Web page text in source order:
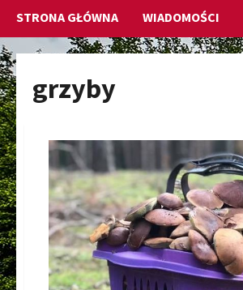
STRONA GŁÓWNA WIADOMOŚCI
grzyby